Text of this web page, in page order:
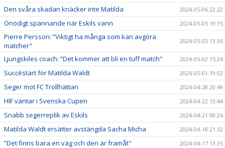
Den svåra skadan knäcker inte Matilda 2024-05-06 22:22
Onödigt spännande när Eskils vann 2024-05-05 19:15
Pierre Persson: ”Viktigt ha många som kan avgöra
matcher"
2024-05-03 13:36
Ljungskiles coach: ”Det kommer att bli en tuff match" 2024-05-02 15:24
Succéstart för Matilda Waldt 2024-05-01 19:02
Seger mot FC Trollhättan 2024-04-28 20:49
HIF väntar i Svenska Cupen 2024-04-22 13:44
Snabb segerreplik av Eskils 2024-04-21 08:26
Matilda Waldt ersätter avstängda Sacha Micha 2024-04-18 21:32
”Det finns bara en väg och den är framåt" 2024-04-17 13:35